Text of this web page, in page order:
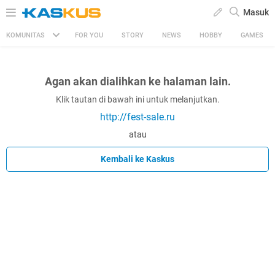
Masuk
KOMUNITAS FOR YOU STORY NEWS HOBBY GAMES
Agan akan dialihkan ke halaman lain.
Klik tautan di bawah ini untuk melanjutkan.
http://fest-sale.ru
atau
Kembali ke Kaskus